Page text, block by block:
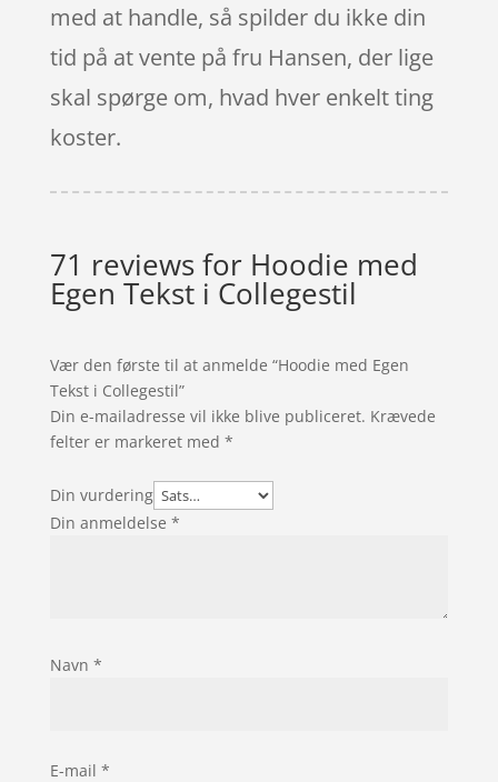
med at handle, så spilder du ikke din
tid på at vente på fru Hansen, der lige
skal spørge om, hvad hver enkelt ting
koster.
71 reviews for Hoodie med
Egen Tekst i Collegestil
Vær den første til at anmelde “Hoodie med Egen
Tekst i Collegestil”
Din e-mailadresse vil ikke blive publiceret. Krævede
felter er markeret med *
Din vurdering
Din anmeldelse *
Navn *
E-mail *